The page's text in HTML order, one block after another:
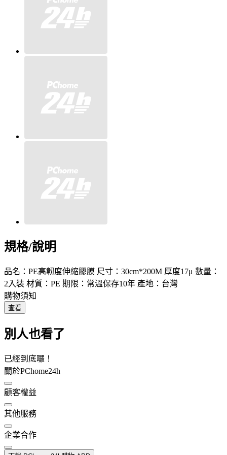
規格/說明
品名：PE高韌度伸縮膠膜 尺寸：30cm*200M 厚度17μ 數量：
2入裝 材質：PE 期限：常溫保存10年 產地：台灣
購物須知
查看
別人也看了
已經到底囉！
關於PChome24h
顧客權益
其他服務
企業合作